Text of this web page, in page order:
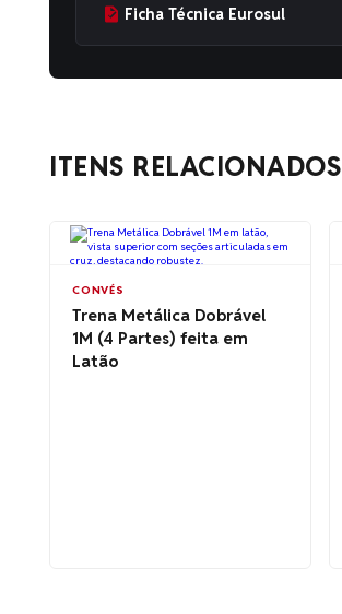
Ficha Técnica Eurosul
ITENS RELACIONADOS
CONVÉS
Trena Metálica Dobrável
1M (4 Partes) feita em
Latão